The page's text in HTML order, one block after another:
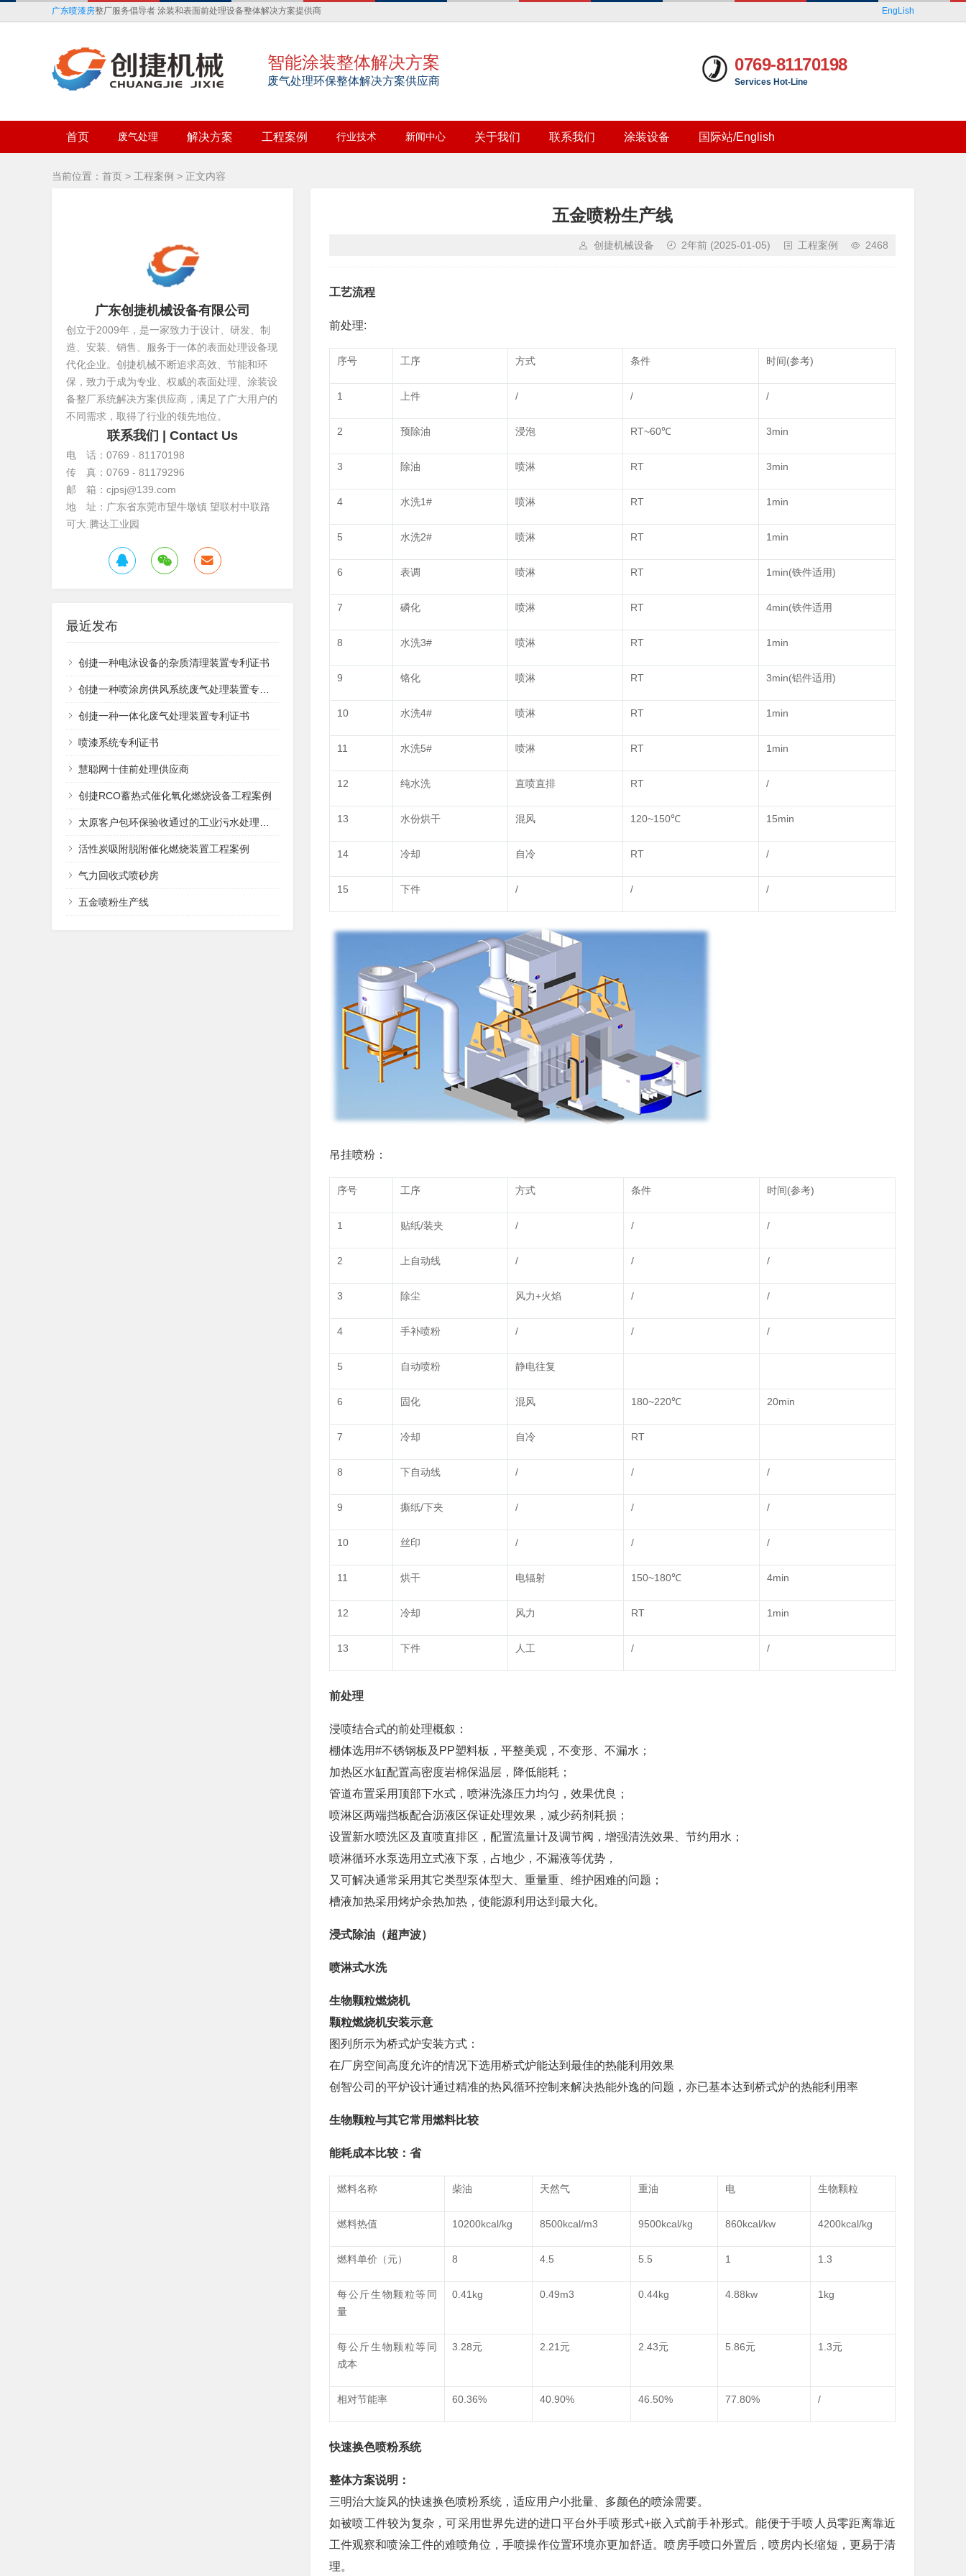
广东喷漆房整厂服务倡导者 涂装和表面前处理设备整体解决方案提供商 EngLish
0769-81170198
Services Hot-Line
智能涂装整体解决方案
废气处理环保整体解决方案供应商
首页 废气处理 解决方案 工程案例 行业技术 新闻中心 关于我们 联系我们 涂装设备 国际站/English
当前位置： 首页 > 工程案例 > 正文内容
五金喷粉生产线
创捷机械设备 2年前 (2025-01-05) 工程案例 2468
工艺流程
前处理:
序号 工序 方式 条件 时间(参考)
1 上件 / / /
2 预除油 浸泡 RT~60℃ 3min
3 除油 喷淋 RT 3min
4 水洗1# 喷淋 RT 1min
5 水洗2# 喷淋 RT 1min
6 表调 喷淋 RT 1min(铁件适用)
7 磷化 喷淋 RT 4min(铁件适用
8 水洗3# 喷淋 RT 1min
9 铬化 喷淋 RT 3min(铝件适用)
10 水洗4# 喷淋 RT 1min
11 水洗5# 喷淋 RT 1min
12 纯水洗 直喷直排 RT /
13 水份烘干 混风 120~150℃ 15min
14 冷却 自冷 RT /
15 下件 / / /
吊挂喷粉：
序号 工序 方式 条件 时间(参考)
1 贴纸/装夹 / / /
2 上自动线 / / /
3 除尘 风力+火焰 / /
4 手补喷粉 / / /
5 自动喷粉 静电往复
6 固化 混风 180~220℃ 20min
7 冷却 自冷 RT
8 下自动线 / / /
9 撕纸/下夹 / / /
10 丝印 / / /
11 烘干 电辐射 150~180℃ 4min
12 冷却 风力 RT 1min
13 下件 人工 / /
前处理
浸喷结合式的前处理概叙：
棚体选用#不锈钢板及PP塑料板，平整美观，不变形、不漏水；
加热区水缸配置高密度岩棉保温层，降低能耗；
管道布置采用顶部下水式，喷淋洗涤压力均匀，效果优良；
喷淋区两端挡板配合沥液区保证处理效果，减少药剂耗损；
设置新水喷洗区及直喷直排区，配置流量计及调节阀，增强清洗效果、节约用水；
喷淋循环水泵选用立式液下泵，占地少，不漏液等优势，
又可解决通常采用其它类型泵体型大、重量重、维护困难的问题；
槽液加热采用烤炉余热加热，使能源利用达到最大化。
浸式除油（超声波）
喷淋式水洗
生物颗粒燃烧机
颗粒燃烧机安装示意
图列所示为桥式炉安装方式：
在厂房空间高度允许的情况下选用桥式炉能达到最佳的热能利用效果
创智公司的平炉设计通过精准的热风循环控制来解决热能外逸的问题，亦已基本达到桥式炉的热能利用率
生物颗粒与其它常用燃料比较
能耗成本比较：省
燃料名称 柴油 天然气 重油 电 生物颗粒
燃料热值 10200kcal/kg 8500kcal/m3 9500kcal/kg 860kcal/kw 4200kcal/kg
燃料单价（元） 8 4.5 5.5 1 1.3
每公斤生物颗粒等同
量
0.41kg 0.49m3 0.44kg 4.88kw 1kg
每公斤生物颗粒等同
成本
3.28元 2.21元 2.43元 5.86元 1.3元
相对节能率 60.36% 40.90% 46.50% 77.80% /
快速换色喷粉系统
整体方案说明：
三明治大旋风的快速换色喷粉系统，适应用户小批量、多颜色的喷涂需要。
如被喷工件较为复杂，可采用世界先进的进口平台外手喷形式+嵌入式前手补形式。能便于手喷人员零距离靠近
工件观察和喷涂工件的难喷角位，手喷操作位置环境亦更加舒适。喷房手喷口外置后，喷房内长缩短，更易于清
理。
广东创捷机械设备有限公司
创立于2009年，是一家致力于设计、研发、制
造、安装、销售、服务于一体的表面处理设备现
代化企业。创捷机械不断追求高效、节能和环
保，致力于成为专业、权威的表面处理、涂装设
备整厂系统解决方案供应商，满足了广大用户的
不同需求，取得了行业的领先地位。
联系我们 | Contact Us
电 话：0769 - 81170198
传 真：0769 - 81179296
邮 箱：cjpsj@139.com
地 址：广东省东莞市望牛墩镇 望联村中联路
可大.腾达工业园
最近发布
创捷一种电泳设备的杂质清理装置专利证书
创捷一种喷涂房供风系统废气处理装置专利证书
创捷一种一体化废气处理装置专利证书
喷漆系统专利证书
慧聪网十佳前处理供应商
创捷RCO蓄热式催化氧化燃烧设备工程案例
太原客户包环保验收通过的工业污水处理设备
活性炭吸附脱附催化燃烧装置工程案例
气力回收式喷砂房
五金喷粉生产线